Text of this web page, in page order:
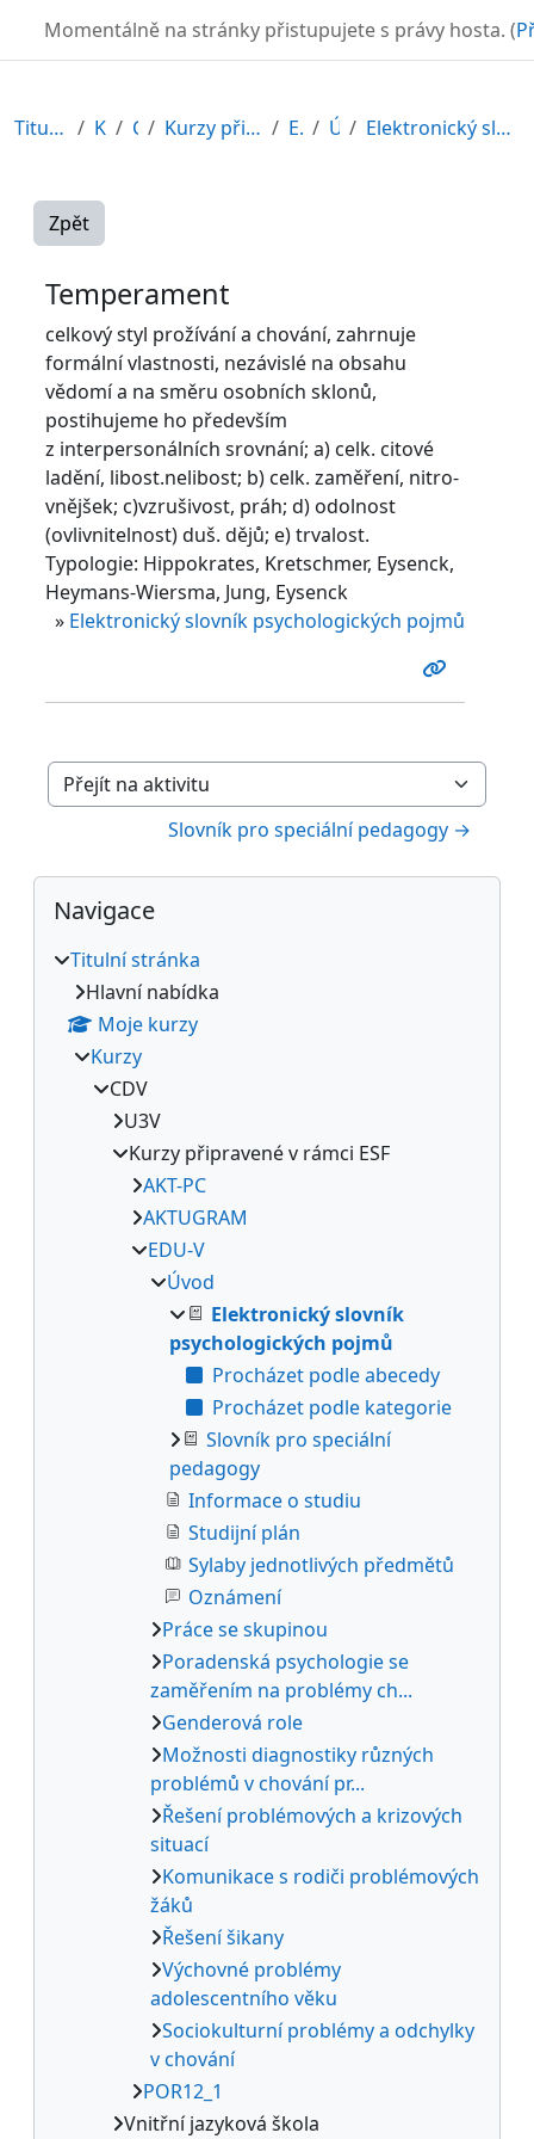
TURBO
Momentálně na stránky přistupujete s právy hosta. (
Titulní stránka Kurzy CDV Kurzy připravené v rámci ESF EDU-V Úvod Elektronický slovník psychologických pojmů
Zpět
Temperament
celkový styl prožívání a chování, zahrnuje
formální vlastnosti, nezávislé na obsahu
vědomí a na směru osobních sklonů,
postihujeme ho především
z interpersonálních srovnání; a) celk. citové
ladění, libost.nelibost; b) celk. zaměření, nitro-
vnějšek; c)vzrušivost, práh; d) odolnost
(ovlivnitelnost) duš. dějů; e) trvalost.
Typologie: Hippokrates, Kretschmer, Eysenck,
Heymans-Wiersma, Jung, Eysenck
» Elektronický slovník psychologických pojmů
Přejít na aktivitu
Slovník pro speciální pedagogy →
Bloky
Přeskočit: Navigace
Navigace
Titulní stránka
Hlavní nabídka
Moje kurzy
Kurzy
CDV
U3V
Kurzy připravené v rámci ESF
AKT-PC
AKTUGRAM
EDU-V
Úvod
Elektronický slovník
psychologických pojmů
Procházet podle abecedy
Procházet podle kategorie
Slovník pro speciální
pedagogy
Informace o studiu
Studijní plán
Sylaby jednotlivých předmětů
Oznámení
Práce se skupinou
Poradenská psychologie se
zaměřením na problémy ch...
Genderová role
Možnosti diagnostiky různých
problémů v chování pr...
Řešení problémových a krizových
situací
Komunikace s rodiči problémových
žáků
Řešení šikany
Výchovné problémy
adolescentního věku
Sociokulturní problémy a odchylky
v chování
POR12_1
Vnitřní jazyková škola